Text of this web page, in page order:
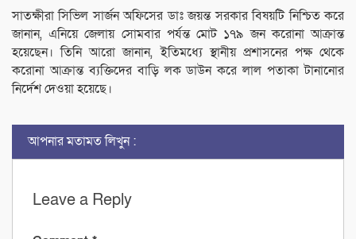
সাতক্ষীরা সিভিল সার্জন অফিসের ডাঃ জয়ন্ত সরকার বিষয়টি নিশ্চিত করে
জানান, এনিয়ে জেলায় সোমবার পর্যন্ত মোট ১৭৯ জন করোনা আক্রান্ত
হয়েছেন। তিনি আরো জানান, ইতিমধ্যে স্থানীয় প্রশাসনের পক্ষ থেকে
করোনা আক্রান্ত ব্যক্তিদের বাড়ি লক ডাউন করে লাল পতাকা টানানোর
নির্দেশ দেওয়া হয়েছে।
আপনার মতামত লিখুন :
Leave a Reply